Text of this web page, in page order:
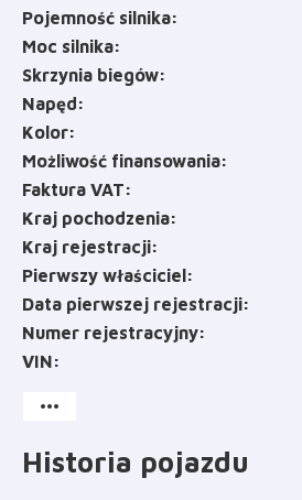
Pojemność silnika
Moc silnika
Skrzynia biegów
Napęd
Kolor
Możliwość finansowania
Faktura VAT
Kraj pochodzenia
Kraj rejestracji
Pierwszy właściciel
Data pierwszej rejestracji
Numer rejestracyjny
VIN
more_horiz
Historia pojazdu